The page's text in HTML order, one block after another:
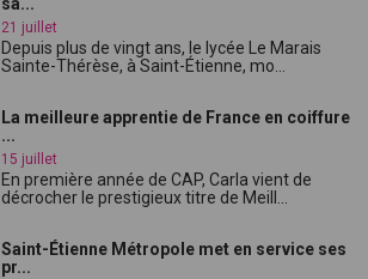
21 juillet
Depuis plus de vingt ans, le lycée Le Marais
Sainte-Thérèse, à Saint-Étienne, mo...
La meilleure apprentie de France en coiffure
...
15 juillet
En première année de CAP, Carla vient de
décrocher le prestigieux titre de Meill...
Saint-Étienne Métropole met en service ses
pr...